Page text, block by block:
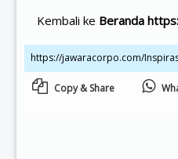
Kembali ke Beranda
Copy & Share